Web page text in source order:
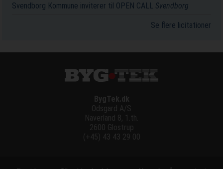
Svendborg Kommune inviterer til OPEN CALL Svendborg
Se flere licitationer
BygTek.dk
Odsgard A/S
Naverland 8, 1.th.
2600 Glostrup
(+45) 43 43 29 00